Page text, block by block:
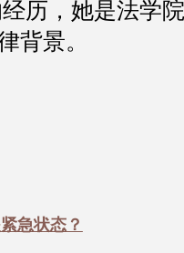
历，她是法学
背景。
急状态？